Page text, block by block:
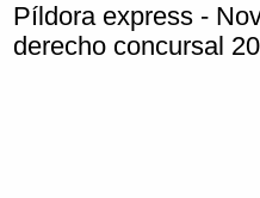
Píldora express -
derecho concursal